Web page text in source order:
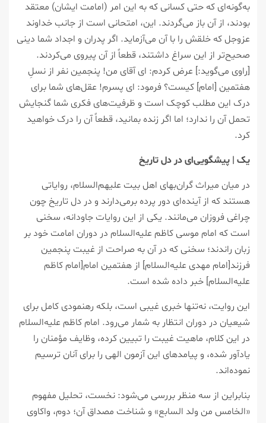
به‌گونه‌ای که حتی کسانی که به این امر (امامت ایشان) معتقد
بودند، از آن باز می‌گردند. این، امتحانی است از جانب خداوند
عزوجل که خلقش را با آن می‌آزماید. اگر پدران و اجداد شما دینی
صحیح‌تر از این سراغ داشتند، قطعاً از آن پیروی می‌کردند.
[راوی می‌گوید:] عرض کردم: ای آقای من! پنجمین نفر از نسلِ
هفتمین [امام] کیست؟ فرمود: ای پسرم! عقل‌های شما برای
درک این مطلب کوچک است و ظرفیت‌های فکری شما گنجایش
تحمل آن را ندارد؛ اما اگر زنده بمانید، قطعاً آن را درک خواهید
کرد.
یک | پیشگویی‌ای در دل تاریخ
در میان میراث گران‌بهای اهل بیت علیهم‌السلام، روایاتی
هستند که از آینده‌ای دور پرده برمی‌دارند و در دل تاریخ چون
چراغی فروزان می‌مانند. یکی از این روایات جاودانه، سخنی
است که امام موسی کاظم علیه‌السلام در دوران امامت خود بر
زبان راندند؛ سخنی که در آن به صراحت از غیبت پنجمین
فرزند[امام مهدی علیه‌السلام] از هفتمین امام[امام کاظم
علیه‌السلام] خبر داده شده است.
این روایت، نه‌تنها خبری غیبی است، بلکه رهنمودی کامل برای
شیعیان در دوران انتظار به شمار می‌رود. امام کاظم علیه‌السلام
در این کلام، ماهیت غیبت را تبیین کرده، وظایف مؤمنان را
یادآور شده، و پیامدهای این آزمون الهی را برای آنان ترسیم
نموده‌اند.
بنابراین از سه منظر بررسی می‌شود: نخست، تحلیل مفهوم
«الخامس من ولد السابع» و شناخت مصداق آن؛ دوم، واکاوی